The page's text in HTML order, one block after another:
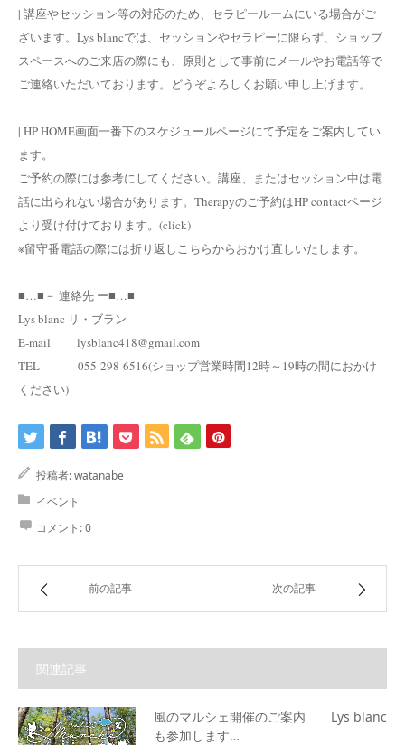
| 講座やセッション等の対応のため、セラピールームにいる場合がご
ざいます。Lys blancでは、セッションやセラピーに限らず、ショップ
スペースへのご来店の際にも、原則として事前にメールやお電話等で
ご連絡いただいております。どうぞよろしくお願い申し上げます。
| HP HOME画面一番下のスケジュールページにて予定をご案内してい
ます。
ご予約の際には参考にしてください。講座、またはセッション中は電
話に出られない場合があります。Therapyのご予約はHP contactページ
より受け付けております。(click)
※留守番電話の際には折り返しこちらからおかけ直しいたします。
■…■－ 連絡先 ー■…■
Lys blanc リ・ブラン
E-mail lysblanc418@gmail.com
TEL 055-298-6516(ショップ営業時間12時～19時の間におかけ
ください)
投稿者:watanabe
イベント
コメント:0
前の記事 次の記事
関連記事
風のマルシェ開催のご案内 Lys blanc
も参加します…